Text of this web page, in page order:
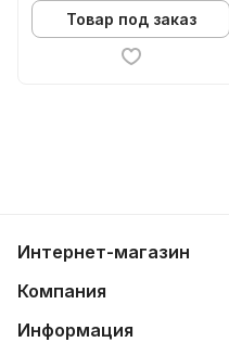
Товар под заказ
Интернет-магазин
Компания
Информация